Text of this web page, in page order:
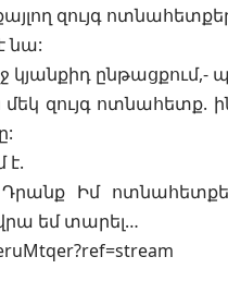
զույգ
նա:
կյանքիդ
մեկ զույգ ոտնահետք.
Դրանք Իմ
եմ տարել…